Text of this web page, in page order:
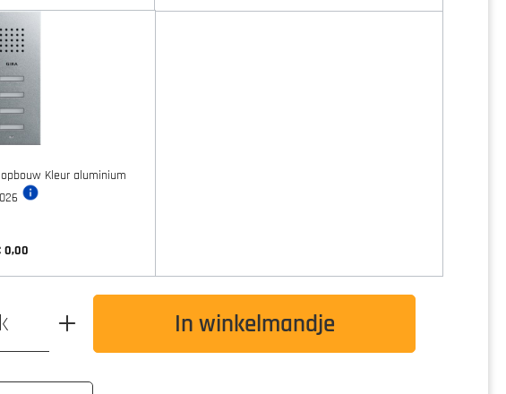
Kleur aluminium
0,00
Voer de gewenste waarde in of gebruik de
In winkelmandje